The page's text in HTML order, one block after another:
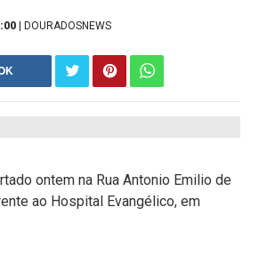
| DOURADOSNEWS
ontem na Rua Antonio Emilio de
ao Hospital Evangélico, em